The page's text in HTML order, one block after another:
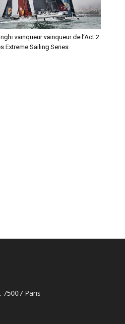
vainqueur vainqueur de l’Act 2
Extreme Sailing Series
Paris